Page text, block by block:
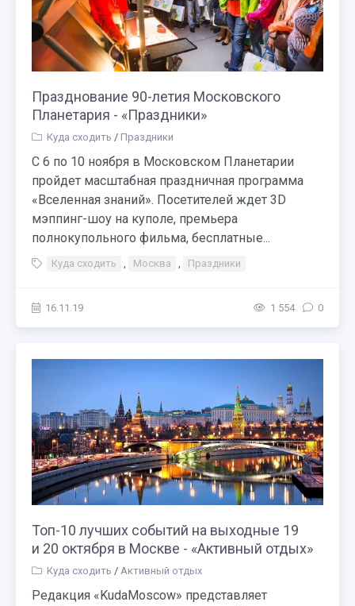
Празднование 90-летия Московского
Планетария - «Праздники»
Куда сходить / Праздники
С 6 по 10 ноября в Московском Планетарии
пройдет масштабная праздничная программа
«Вселенная знаний». Посетителей ждет 3D
мэппинг-шоу на куполе, премьера
полнокупольного фильма, бесплатные...
Куда сходить , Москва , Праздники
16.11.19 1 554 0
Топ-10 лучших событий на выходные 19
и 20 октября в Москве - «Активный отдых»
Куда сходить / Активный отдых
Редакция «KudaMoscow» представляет